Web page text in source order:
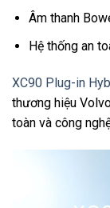
Âm thanh
Hệ thống an
XC90 Plug-in
thương hiệu
toàn và công